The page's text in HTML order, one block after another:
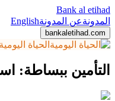
Bank al etihad
المدونةعن المدونةEnglish
bankaletihad.com
الحياة اليومية
التأمين ببساطة: